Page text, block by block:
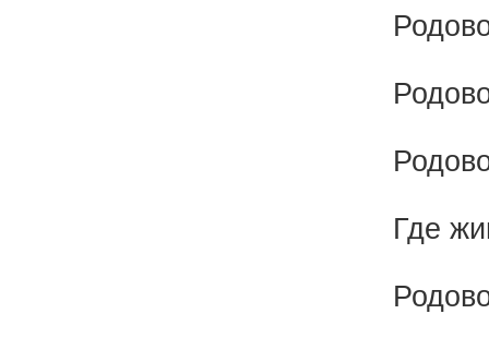
Где